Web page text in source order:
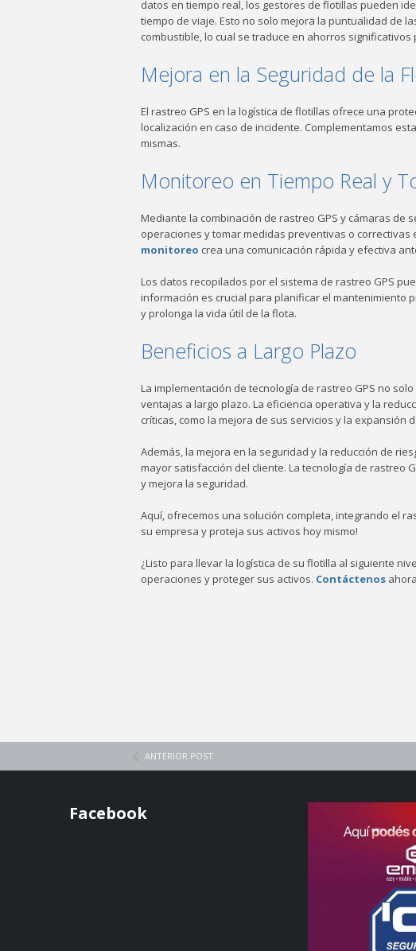
datos en tiempo real, los gestores de flotillas pueden
tiempo de viaje. Esto no solo mejora la puntualidad de
combustible, lo cual se traduce en ahorros significativos
Mejora en la Seguridad de la
El rastreo GPS en la logística de flotillas ofrece una
localización en caso de incidente. Complementamos
mismas.
Monitoreo en Tiempo Real y
Mediante la combinación de rastreo GPS y cámaras
operaciones y tomar medidas preventivas o
monitoreo crea una comunicación rápida y efectiva
Los datos recopilados por el sistema de rastreo GPS
información es crucial para planificar el mantenimiento
y prolonga la vida útil de la flota.
Beneficios a Largo Plazo
La implementación de tecnología de rastreo GPS no
ventajas a largo plazo. La eficiencia operativa y la
críticas, como la mejora de sus servicios y la expansión
Además, la mejora en la seguridad y la reducción de
mayor satisfacción del cliente. La tecnología de rastreo
y mejora la seguridad.
Aquí, ofrecemos una solución completa, integrando el
su empresa y proteja sus activos hoy mismo!
¿Listo para llevar la logística de su flotilla al siguiente
operaciones y proteger sus activos. Contáctenos
ANTERIOR POST
Facebook